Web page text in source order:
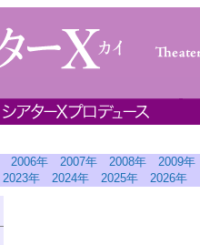
2006年 2007年 2008年
2009年
2023年 2024年 2025年 2026年